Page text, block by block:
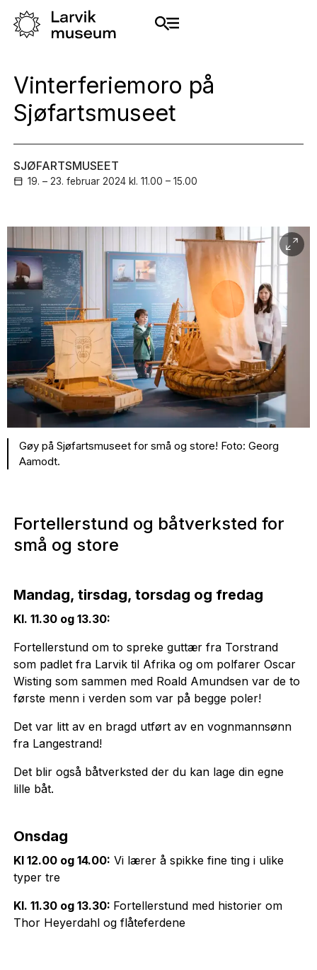
Vinterferiemoro på
Sjøfartsmuseet
SJØFARTSMUSEET
19. – 23. februar 2024 kl. 11.00 – 15.00
Gøy på Sjøfartsmuseet for små og store! Foto: Georg
Aamodt.
Fortellerstund og båtverksted for
små og store
Mandag, tirsdag, torsdag og fredag
Kl. 11.30 og 13.30:
Fortellerstund om to spreke guttær fra Torstrand
som padlet fra Larvik til Afrika og om polfarer Oscar
Wisting som sammen med Roald Amundsen var de to
første menn i verden som var på begge poler!
Det var litt av en bragd utført av en vognmannsønn
fra Langestrand!
Det blir også båtverksted der du kan lage din egne
lille båt.
Onsdag
Kl 12.00 og 14.00: Vi lærer å spikke fine ting i ulike
typer tre
Kl. 11.30 og 13.30: Fortellerstund med historier om
Thor Heyerdahl og flåteferdene